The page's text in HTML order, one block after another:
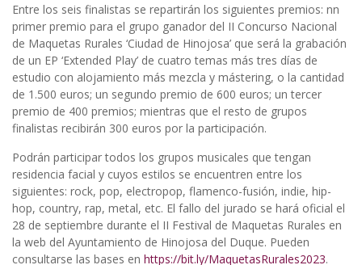
Entre los seis finalistas se repartirán los siguientes premios: nn
primer premio para el grupo ganador del II Concurso Nacional
de Maquetas Rurales ‘Ciudad de Hinojosa’ que será la grabación
de un EP ‘Extended Play’ de cuatro temas más tres días de
estudio con alojamiento más mezcla y mástering, o la cantidad
de 1.500 euros; un segundo premio de 600 euros; un tercer
premio de 400 premios; mientras que el resto de grupos
finalistas recibirán 300 euros por la participación.
Podrán participar todos los grupos musicales que tengan
residencia facial y cuyos estilos se encuentren entre los
siguientes: rock, pop, electropop, flamenco-fusión, indie, hip-
hop, country, rap, metal, etc. El fallo del jurado se hará oficial el
28 de septiembre durante el II Festival de Maquetas Rurales en
la web del Ayuntamiento de Hinojosa del Duque. Pueden
consultarse las bases en https://bit.ly/MaquetasRurales2023.